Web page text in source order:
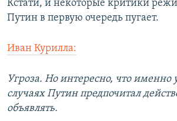
Кстати, и некоторые критики
Путин в первую очередь пугает.
Иван Курилла:
Угроза. Но интересно, что именно
случаях Путин предпочитал
объявлять.